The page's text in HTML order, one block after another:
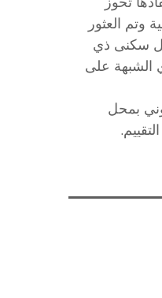
وتم العثور
سكنى ذي
الشبهة على
بمحل